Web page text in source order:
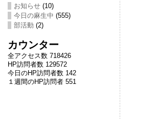
お知らせ(10)
今日の麻生中 (555)
部活動 (2)
カウンター
全アクセス数 718426
HP訪問者数 129572
今日のHP訪問者数 142
１週間のHP訪問者 551